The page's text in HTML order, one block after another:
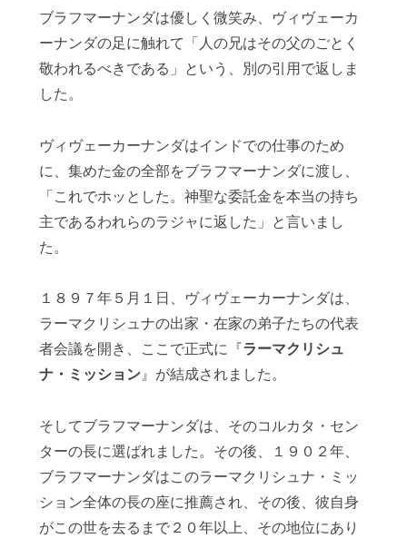
ブラフマーナンダは優しく微笑み、ヴィヴェーカ
ーナンダの足に触れて「人の兄はその父のごとく
敬われるべきである」という、別の引用で返しま
した。
ヴィヴェーカーナンダはインドでの仕事のため
に、集めた金の全部をブラフマーナンダに渡し、
「これでホッとした。神聖な委託金を本当の持ち
主であるわれらのラジャに返した」と言いまし
た。
１８９７年５月１日、ヴィヴェーカーナンダは、
ラーマクリシュナの出家・在家の弟子たちの代表
者会議を開き、ここで正式に『ラーマクリシュ
ナ・ミッション』が結成されました。
そしてブラフマーナンダは、そのコルカタ・セン
ターの長に選ばれました。その後、１９０２年、
ブラフマーナンダはこのラーマクリシュナ・ミッ
ション全体の長の座に推薦され、その後、彼自身
がこの世を去るまで２０年以上、その地位にあり